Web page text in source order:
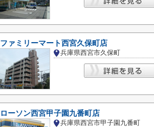
ファミリーマート西宮久保町店
兵庫県西宮市久保町
ローソン西宮甲子園九番町店
兵庫県西宮市甲子園九番町